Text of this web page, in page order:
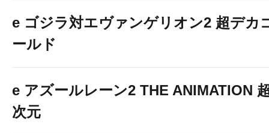
e ゴジラ対エヴァンゲリオン2 超デカ
ールド
e アズールレーン2 THE ANIMATION
次元